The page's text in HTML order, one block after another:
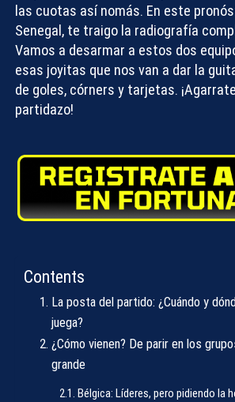
las cuotas así nomás. En este
Senegal , te traigo la radiografía
Vamos a desarmar a estos dos
esas joyitas que nos van a dar la
de goles, córners y tarjetas.
partidazo!
Contents
La posta del partido: ¿Cuándo y
juega?
¿Cómo vienen? De parir en los
grande
Bélgica: Líderes, pero pidiendo la